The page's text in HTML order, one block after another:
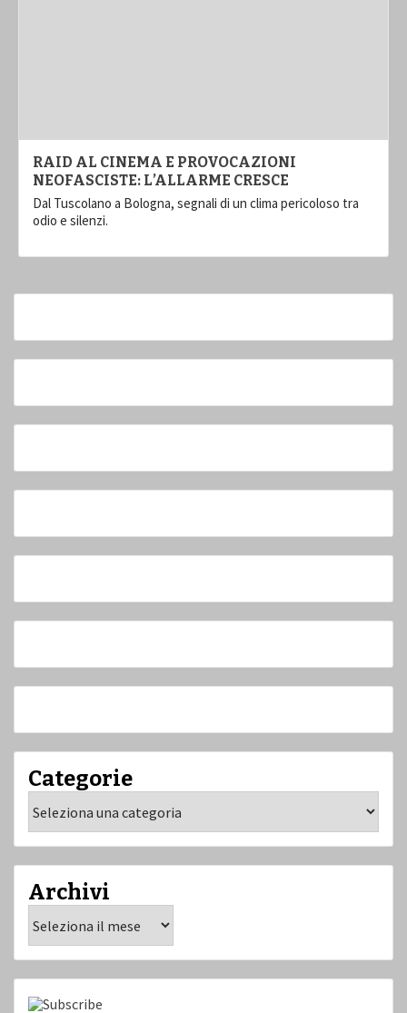
RAID AL CINEMA E PROVOCAZIONI
NEOFASCISTE: L’ALLARME CRESCE
Dal Tuscolano a Bologna, segnali di un clima pericoloso tra
odio e silenzi.
Categorie
Archivi